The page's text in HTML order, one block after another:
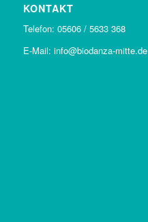
KONTAKT
Telefon: 05606 / 5633 368
E-Mail: info@biodanza-mitte.de